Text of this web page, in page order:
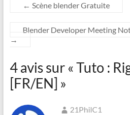
← Scène blender Gratuite
Blender Developer Meeting
→
4 avis sur « Tuto :
[FR/EN] »
21PhilC1